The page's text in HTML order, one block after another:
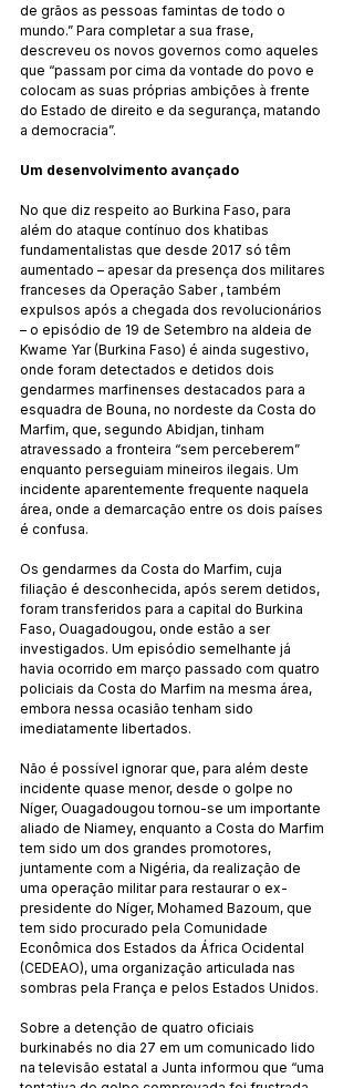
de grãos as pessoas famintas de todo o
mundo.” Para completar a sua frase,
descreveu os novos governos como aqueles
que “passam por cima da vontade do povo e
colocam as suas próprias ambições à frente
do Estado de direito e da segurança, matando
a democracia”.
Um desenvolvimento avançado
No que diz respeito ao Burkina Faso, para
além do ataque contínuo dos khatibas
fundamentalistas que desde 2017 só têm
aumentado – apesar da presença dos militares
franceses da Operação Saber , também
expulsos após a chegada dos revolucionários
– o episódio de 19 de Setembro na aldeia de
Kwame Yar (Burkina Faso) é ainda sugestivo,
onde foram detectados e detidos dois
gendarmes marfinenses destacados para a
esquadra de Bouna, no nordeste da Costa do
Marfim, que, segundo Abidjan, tinham
atravessado a fronteira “sem perceberem”
enquanto perseguiam mineiros ilegais. Um
incidente aparentemente frequente naquela
área, onde a demarcação entre os dois países
é confusa.
Os gendarmes da Costa do Marfim, cuja
filiação é desconhecida, após serem detidos,
foram transferidos para a capital do Burkina
Faso, Ouagadougou, onde estão a ser
investigados. Um episódio semelhante já
havia ocorrido em março passado com quatro
policiais da Costa do Marfim na mesma área,
embora nessa ocasião tenham sido
imediatamente libertados.
Não é possível ignorar que, para além deste
incidente quase menor, desde o golpe no
Níger, Ouagadougou tornou-se um importante
aliado de Niamey, enquanto a Costa do Marfim
tem sido um dos grandes promotores,
juntamente com a Nigéria, da realização de
uma operação militar para restaurar o ex-
presidente do Níger, Mohamed Bazoum, que
tem sido procurado pela Comunidade
Econômica dos Estados da África Ocidental
(CEDEAO), uma organização articulada nas
sombras pela França e pelos Estados Unidos.
Sobre a detenção de quatro oficiais
burkinabés no dia 27 em um comunicado lido
na televisão estatal a Junta informou que “uma